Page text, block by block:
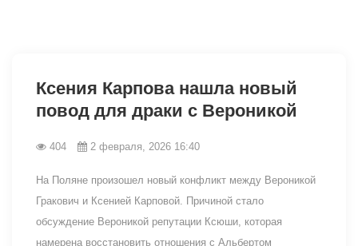
Ксения Карпова нашла новый
повод для драки с Вероникой
404 2 февраля, 2026 16:40
На Поляне произошел новый конфликт между Вероникой
Гракович и Ксенией Карповой. Причиной стало
обсуждение Вероникой репутации Ксюши, которая
намерена восстановить отношения с Альбертом